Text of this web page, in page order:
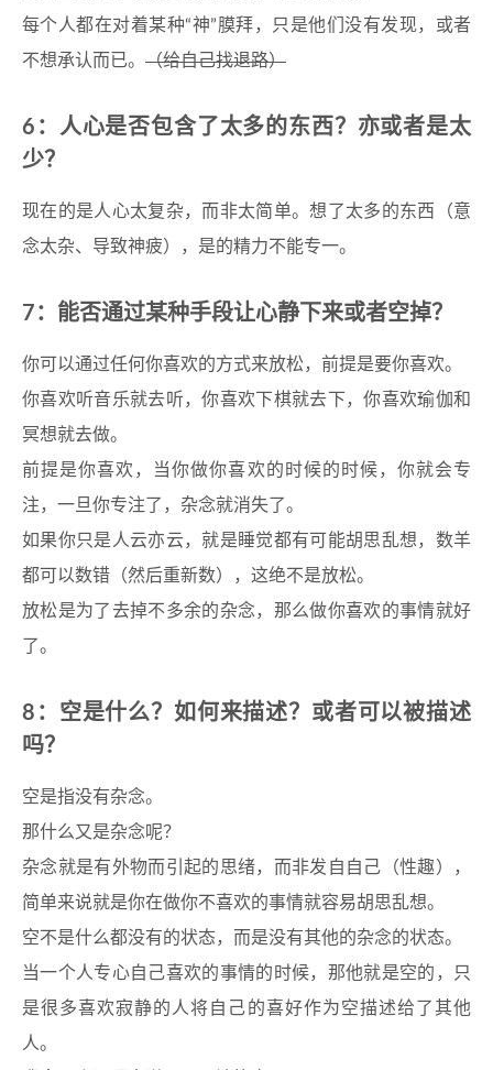
每个人都在对着某种“神”膜拜，只是他们没有发现，或者
不想承认而已。 （给自己找退路）
6：人心是否包含了太多的东西？亦或者是太
少？
现在的是人心太复杂，而非太简单。想了太多的东西（意
念太杂、导致神疲），是的精力不能专一。
7：能否通过某种手段让心静下来或者空掉？
你可以通过任何你喜欢的方式来放松，前提是要你喜欢。
你喜欢听音乐就去听，你喜欢下棋就去下，你喜欢瑜伽和
冥想就去做。
前提是你喜欢，当你做你喜欢的时候的时候，你就会专
注，一旦你专注了，杂念就消失了。
如果你只是人云亦云，就是睡觉都有可能胡思乱想，数羊
都可以数错（然后重新数），这绝不是放松。
放松是为了去掉不多余的杂念，那么做你喜欢的事情就好
了。
8：空是什么？如何来描述？或者可以被描述
吗？
空是指没有杂念。
那什么又是杂念呢？
杂念就是有外物而引起的思绪，而非发自自己（性趣），
简单来说就是你在做你不喜欢的事情就容易胡思乱想。
空不是什么都没有的状态，而是没有其他的杂念的状态。
当一个人专心自己喜欢的事情的时候，那他就是空的，只
是很多喜欢寂静的人将自己的喜好作为空描述给了其他
人。